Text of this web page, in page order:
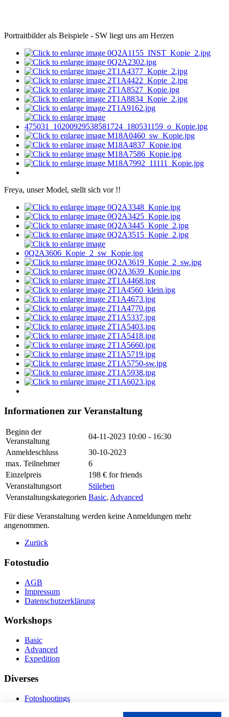
Portraitbilder als Beispiele - SW liegt uns am Herzen
Freya, unser Model, stellt sich vor !!
Informationen zur Veranstaltung
Beginn der
Veranstaltung
04-11-2023 10:00 - 16:30
Anmeldeschluss
30-10-2023
max. Teilnehmer
6
Einzelpreis
198 € for friends
Veranstaltungsort
Stileben
Veranstaltungskategorien Basic, Advanced
Für diese Veranstaltung werden keine Anmeldungen mehr
angenommen.
Zurück
Fotostudio
AGB
Impressum
Datenschutzerklärung
Workshops
Basic
Advanced
Expedition
Diverses
Fotoshootings